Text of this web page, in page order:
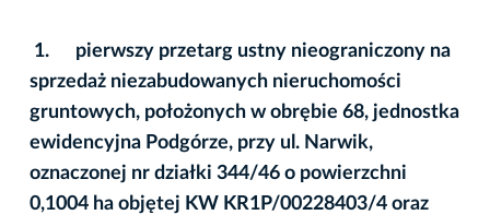
1. pierwszy przetarg ustny nieograniczony na
sprzedaż niezabudowanych nieruchomości
gruntowych, położonych w obrę bie 68, jednostka
ewidencyjna Podgórze, przy ul. Narwik,
oznaczonej nr działki 344/46 o powierzchni
0,1004 ha objętej KW KR1P/00228403/4 oraz